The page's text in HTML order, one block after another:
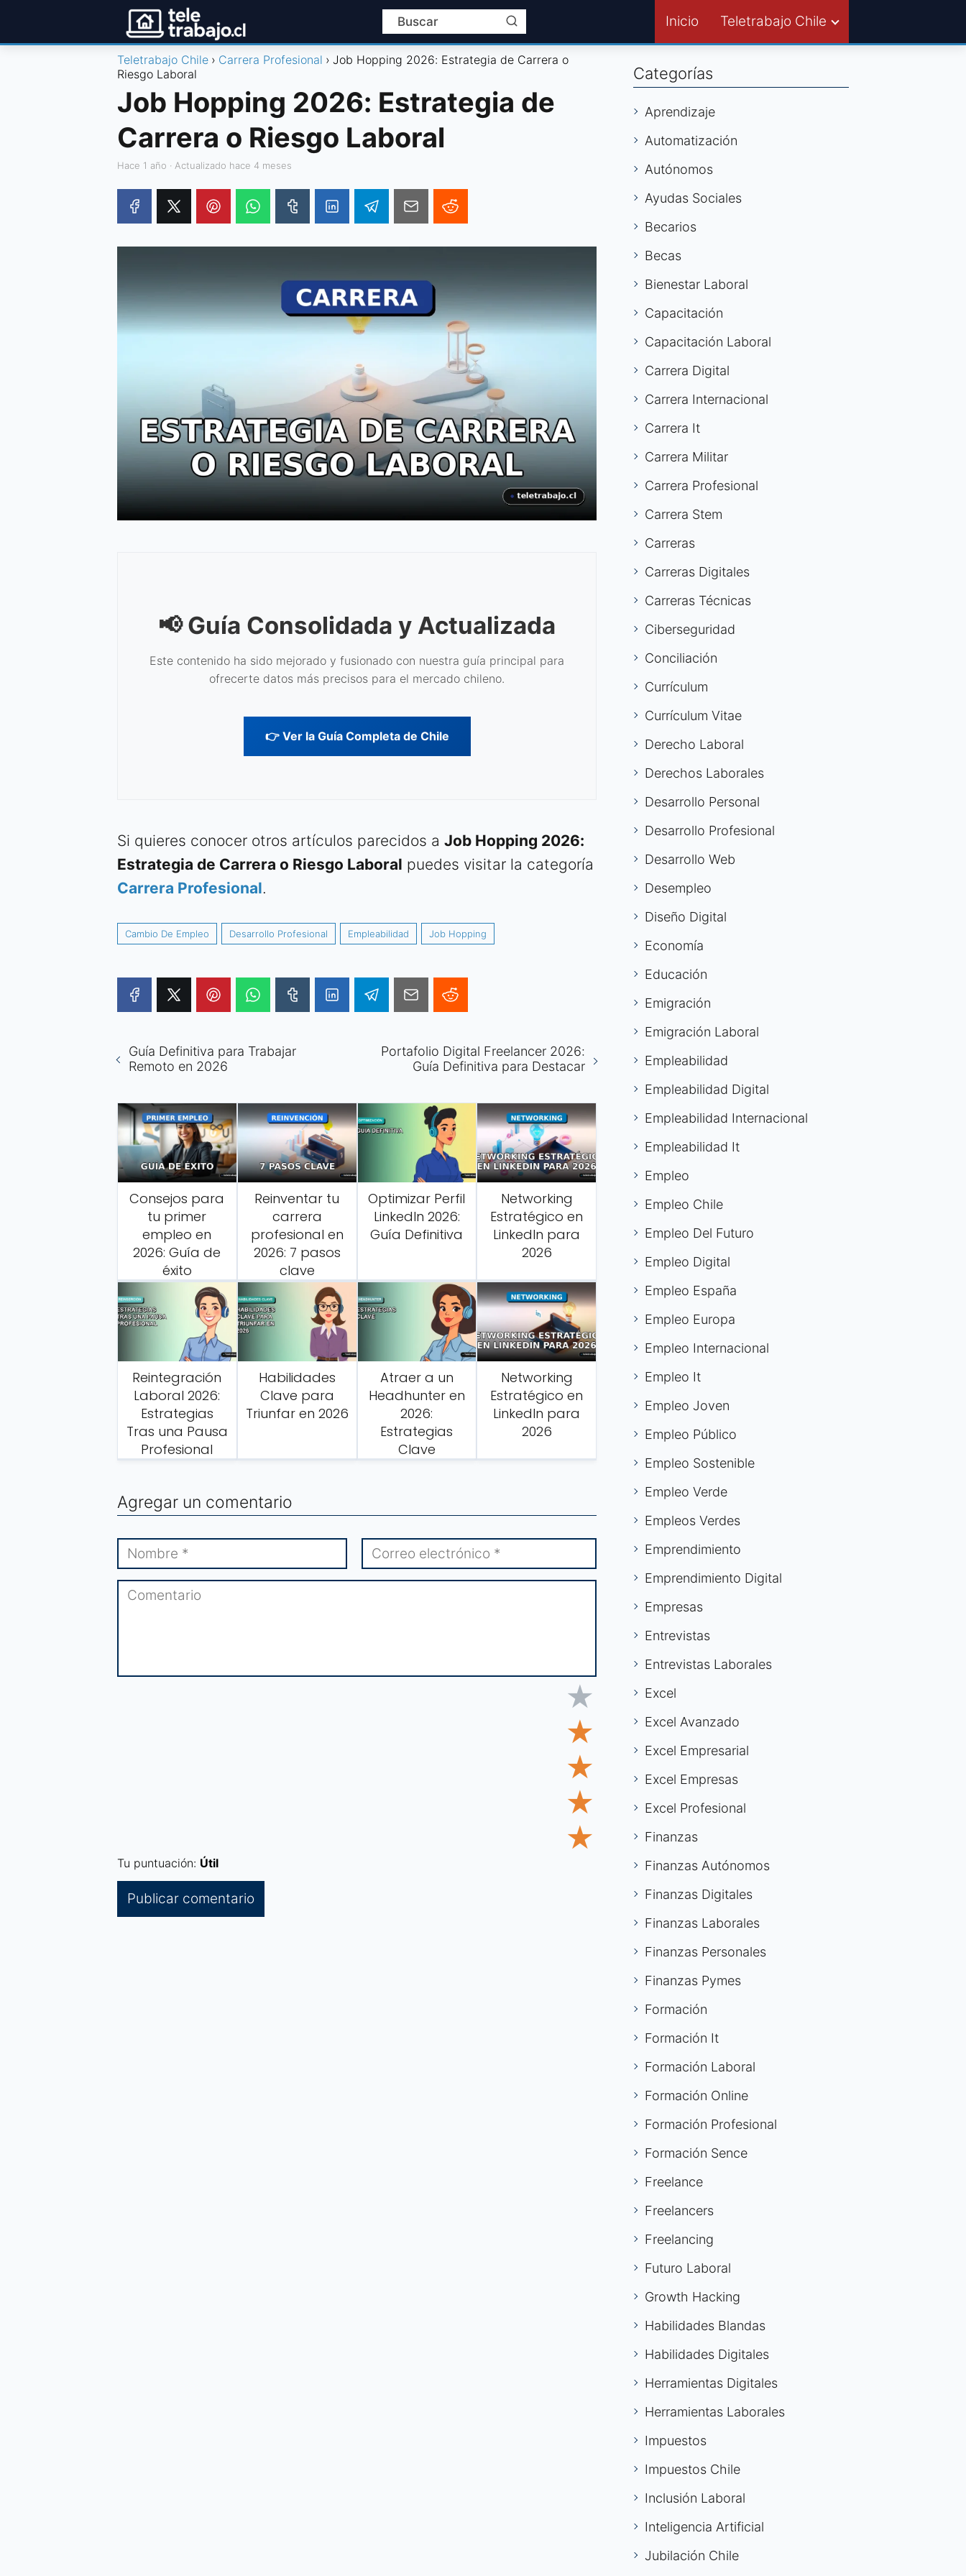
Inicio Teletrabajo Chile
Teletrabajo Chile Carrera Profesional
Job Hopping 2026: Estrategia de Carrera o
Riesgo Laboral
Job Hopping 2026: Estrategia de
Carrera o Riesgo Laboral
hace 1 año · Actualizado hace 4 meses
📢 Guía Consolidada y Actualizada
Este contenido ha sido mejorado y fusionado con nuestra guía principal para
ofrecerte datos más precisos para el mercado chileno.
👉 Ver la Guía Completa de Chile
Si quieres conocer otros artículos parecidos a Job Hopping 2026:
Estrategia de Carrera o Riesgo Laboral puedes visitar la categoría
Carrera Profesional.
Cambio De Empleo Desarrollo Profesional Empleabilidad Job Hopping
Guía Definitiva para Trabajar
Remoto en 2026
Portafolio Digital Freelancer 2026:
Guía Definitiva para Destacar
Consejos para
tu primer
empleo en
2026: Guía de
éxito
Reinventar tu
carrera
profesional en
2026: 7 pasos
clave
Optimizar Perfil
LinkedIn 2026:
Guía Definitiva
Networking
Estratégico en
LinkedIn para
2026
Reintegración
Laboral 2026:
Estrategias
Tras una Pausa
Profesional
Habilidades
Clave para
Triunfar en 2026
Atraer a un
Headhunter en
2026:
Estrategias
Clave
Networking
Estratégico en
LinkedIn para
2026
Agregar un comentario
★
★
★
★
★
Tu puntuación: Útil
Categorías
Aprendizaje
Automatización
Autónomos
Ayudas Sociales
Becarios
Becas
Bienestar Laboral
Capacitación
Capacitación Laboral
Carrera Digital
Carrera Internacional
Carrera It
Carrera Militar
Carrera Profesional
Carrera Stem
Carreras
Carreras Digitales
Carreras Técnicas
Ciberseguridad
Conciliación
Currículum
Currículum Vitae
Derecho Laboral
Derechos Laborales
Desarrollo Personal
Desarrollo Profesional
Desarrollo Web
Desempleo
Diseño Digital
Economía
Educación
Emigración
Emigración Laboral
Empleabilidad
Empleabilidad Digital
Empleabilidad Internacional
Empleabilidad It
Empleo
Empleo Chile
Empleo Del Futuro
Empleo Digital
Empleo España
Empleo Europa
Empleo Internacional
Empleo It
Empleo Joven
Empleo Público
Empleo Sostenible
Empleo Verde
Empleos Verdes
Emprendimiento
Emprendimiento Digital
Empresas
Entrevistas
Entrevistas Laborales
Excel
Excel Avanzado
Excel Empresarial
Excel Empresas
Excel Profesional
Finanzas
Finanzas Autónomos
Finanzas Digitales
Finanzas Laborales
Finanzas Personales
Finanzas Pymes
Formación
Formación It
Formación Laboral
Formación Online
Formación Profesional
Formación Sence
Freelance
Freelancers
Freelancing
Futuro Laboral
Growth Hacking
Habilidades Blandas
Habilidades Digitales
Herramientas Digitales
Herramientas Laborales
Impuestos
Impuestos Chile
Inclusión Laboral
Inteligencia Artificial
Jubilación Chile